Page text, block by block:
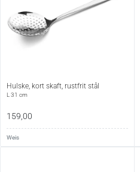
Hulske, kort skaft, rustfrit stål
L 31 cm
159,00
Weis